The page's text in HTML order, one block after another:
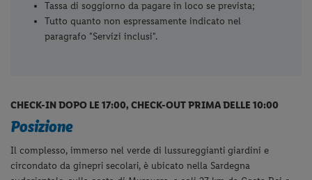
Inclusive.
non compiuti – Euro 30.00 al giorno da pagare in fase
di prenotazione) include biberoneria accessibile negli
attrezzata, culla su richiesta al momento della
prenotazione secondo disponibilità e pasti da menu;